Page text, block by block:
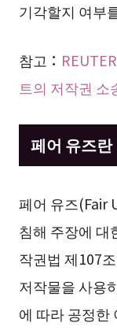
기각할지 여부
참고：
트의 저작권
페어 유즈란
페어 유즈(Fair
침해 주장에 대
작권법 제107
저작물을 사용
에 따라 공정한